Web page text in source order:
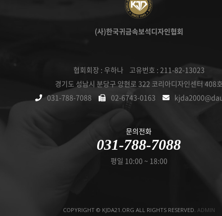
(사)한국귀금속보석디자인협회
협회회장 : 우하나 고유번호 : 211-82-13023
경기도 성남시 분당구 양현로 322 코리아디자인센터 408
031-788-7088
02-6743-0163
문의전화
031-788-7088
평일 10:00 ~ 18:00
COPYRIGHT © KJDA21.ORG ALL RIGHTS RESERVED. ADMIN